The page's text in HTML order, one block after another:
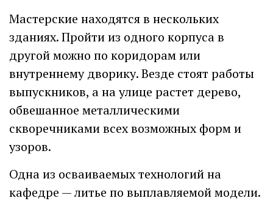
Мастерские находятся в нескольких
зданиях. Пройти из одного корпуса в
другой можно по коридорам или
внутреннему дворику. Везде стоят работы
выпускников, а на улице растет дерево,
обвешанное металлическими
скворечниками всех возможных форм и
узоров.
Одна из осваиваемых технологий на
кафедре — литье по выплавляемой модели.